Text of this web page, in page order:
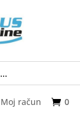
0
Moj račun